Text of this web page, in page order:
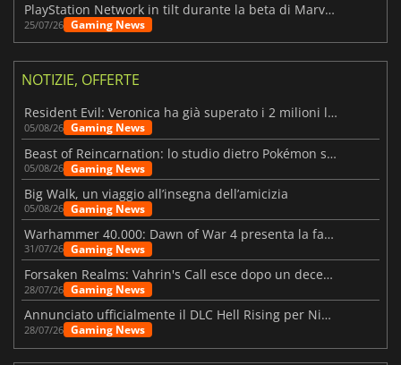
PlayStation Network in tilt durante la beta di Marvel Tōkon
25/07/26 Gaming News
NOTIZIE, OFFERTE
Resident Evil: Veronica ha già superato i 2 milioni liste dei desideri
05/08/26 Gaming News
Beast of Reincarnation: lo studio dietro Pokémon su una nuova strada
05/08/26 Gaming News
Big Walk, un viaggio all’insegna dell’amicizia
05/08/26 Gaming News
Warhammer 40.000: Dawn of War 4 presenta la fazione dei Necron
31/07/26 Gaming News
Forsaken Realms: Vahrin's Call esce dopo un decennio di sviluppo
28/07/26 Gaming News
Annunciato ufficialmente il DLC Hell Rising per Nioh 3
28/07/26 Gaming News